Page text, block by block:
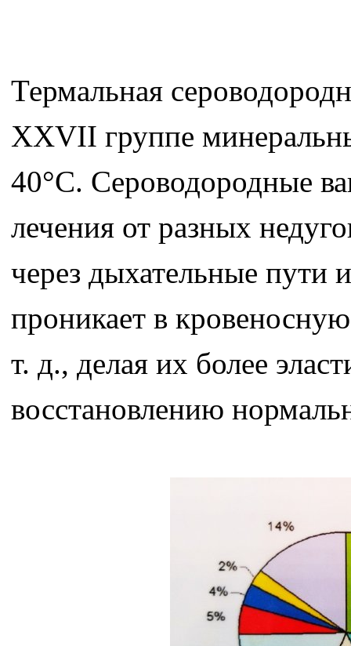
Термальная
XXVII группе
40°C. Сероводородные
лечения от разных
через дыхательные пути
проникает в
т. д., делая их более
восстановлению